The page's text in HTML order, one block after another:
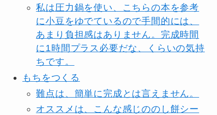
私は圧力鍋を使い、こちらの本を参考
に小豆をゆでているので手間的には、
あまり負担感はありません。完成時間
に1時間プラス必要だな、くらいの気持
ちです。
もちをつくる
難点は、簡単に完成とは言えません。
オススメは、こんな感じののし餅シー